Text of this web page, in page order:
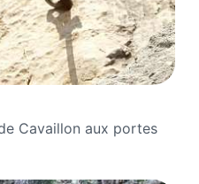
Cavaillon aux portes